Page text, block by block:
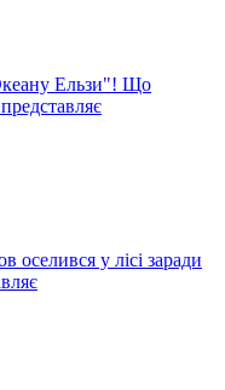
Ельзи"! Що
оселився у лісі заради